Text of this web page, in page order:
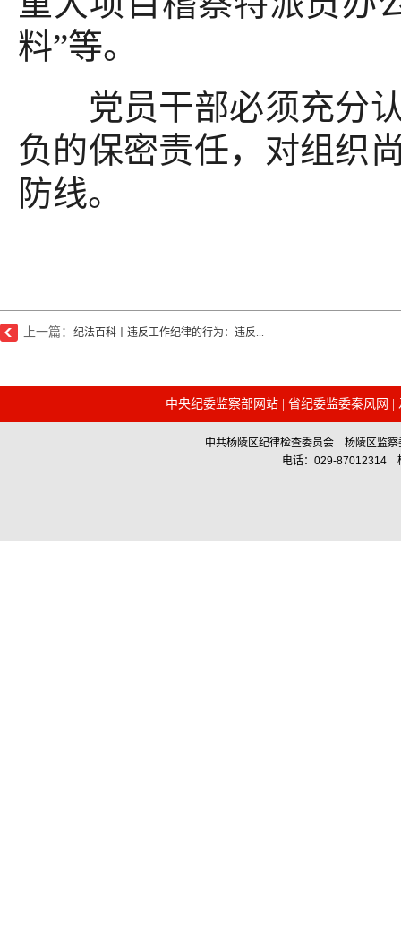
料”等。
党员干部必须充分认
负的保密责任，对组织
防线。
上一篇： 纪法百科丨违反工作纪律的行为：违反...
中央纪委监察部网站| 省纪委监委秦风网 |
中共杨陵区纪律检查委员会 杨陵区监
电话：029-87012314